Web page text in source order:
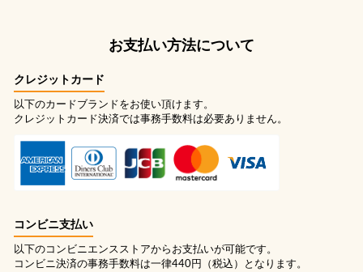
お支払い方法について
クレジットカード
以下のカードブランドをお使い頂けます。
クレジットカード決済では事務手数料は必要ありません。
コンビニ支払い
以下のコンビニエンスストアからお支払いが可能です。
コンビニ決済の事務手数料は一律440円（税込）となります。